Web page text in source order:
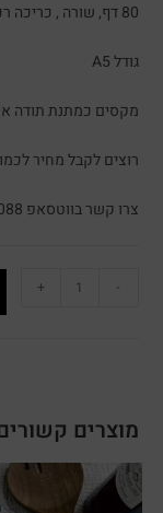
80 דף, שורה , כריכה רכה
גודל A5
מקסים כמתנת תודה
רוצים לקבל מחיר
צרו קשר בווטסאפ 0505990088
+
מוצרים